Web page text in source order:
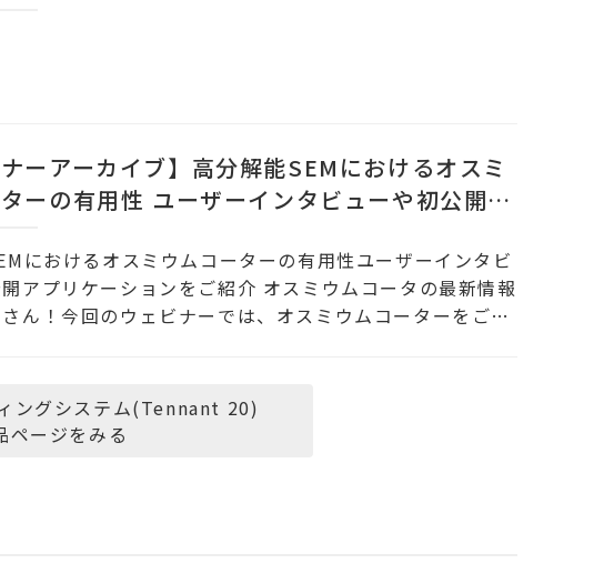
ナーアーカイブ】高分解能SEMにおけるオスミ
ーの有用性 ユーザーインタビューや初公開ア
16：30)
におけるオスミウムコーターの有用性ユーザーインタビ
アプリケーションをご紹介 オスミウムコータの最新情報
ん！今回のウェビナーでは、オスミウムコーターをご使
ングシステム(Tennant 20)
ページをみる